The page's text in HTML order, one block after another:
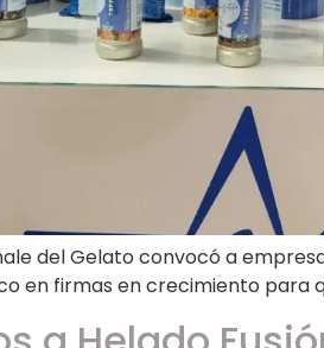
del Gelato convocó a
en firmas en crecimiento para